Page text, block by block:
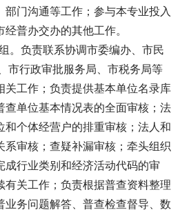
门沟通等工作；参与本专业投入
普办交办的其他工作。
。负责联系协调市委编办、市民
市行政审批服务局、市税务局等
关工作；负责提供基本单位名录库
查单位基本情况表的全面审核；法
和个体经营户的排重审核；法人和
系审核；查疑补漏审核；牵头组织
成行业类别和经济活动代码的审
有关工作；负责根据普查资料整理
业务问题解答、普查检查督导、数